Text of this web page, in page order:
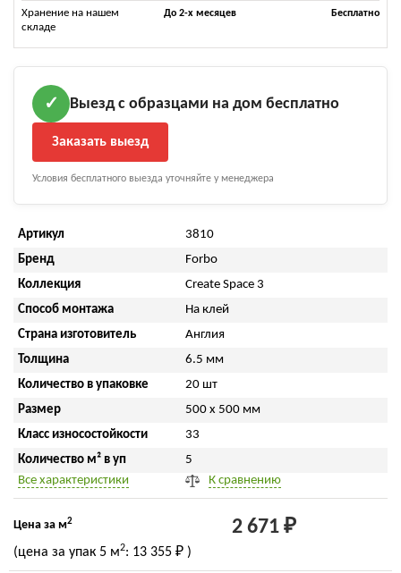
Хранение на нашем
складе
До 2-х месяцев Бесплатно
✓ Выезд с образцами на дом бесплатно
Заказать выезд
Условия бесплатного выезда уточняйте у менеджера
Артикул
3810
Бренд
Forbo
Коллекция
Create Space 3
Способ монтажа
На клей
Страна изготовитель
Англия
Толщина
6.5 мм
Количество в упаковке
20 шт
Размер
500 x 500 мм
Класс износостойкости
33
Количество м² в уп
5
Все характеристики
К сравнению
Цена за м2 2 671 ₽
(цена за упак 5 м2: 13 355 ₽ )